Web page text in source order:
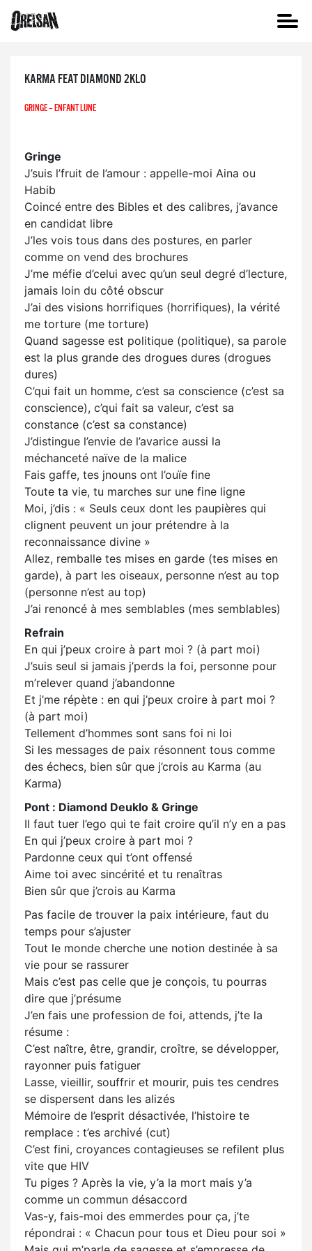
KARMA FEAT DIAMOND 2KLO
GRINGE – ENFANT LUNE
Gringe
J’suis l’fruit de l’amour : appelle-moi Aina ou
Habib
Coincé entre des Bibles et des calibres, j’avance
en candidat libre
J’les vois tous dans des postures, en parler
comme on vend des brochures
J’me méfie d’celui avec qu’un seul degré d’lecture,
jamais loin du côté obscur
J’ai des visions horrifiques (horrifiques), la vérité
me torture (me torture)
Quand sagesse est politique (politique), sa parole
est la plus grande des drogues dures (drogues
dures)
C’qui fait un homme, c’est sa conscience (c’est sa
conscience), c’qui fait sa valeur, c’est sa
constance (c’est sa constance)
J’distingue l’envie de l’avarice aussi la
méchanceté naïve de la malice
Fais gaffe, tes jnouns ont l’ouïe fine
Toute ta vie, tu marches sur une fine ligne
Moi, j’dis : « Seuls ceux dont les paupières qui
clignent peuvent un jour prétendre à la
reconnaissance divine »
Allez, remballe tes mises en garde (tes mises en
garde), à part les oiseaux, personne n’est au top
(personne n’est au top)
J’ai renoncé à mes semblables (mes semblables)
Refrain
En qui j’peux croire à part moi ? (à part moi)
J’suis seul si jamais j’perds la foi, personne pour
m’relever quand j’abandonne
Et j’me répète : en qui j’peux croire à part moi ?
(à part moi)
Tellement d’hommes sont sans foi ni loi
Si les messages de paix résonnent tous comme
des échecs, bien sûr que j’crois au Karma (au
Karma)
Pont : Diamond Deuklo & Gringe
Il faut tuer l’ego qui te fait croire qu’il n’y en a pas
En qui j’peux croire à part moi ?
Pardonne ceux qui t’ont offensé
Aime toi avec sincérité et tu renaîtras
Bien sûr que j’crois au Karma
Pas facile de trouver la paix intérieure, faut du
temps pour s’ajuster
Tout le monde cherche une notion destinée à sa
vie pour se rassurer
Mais c’est pas celle que je conçois, tu pourras
dire que j’présume
J’en fais une profession de foi, attends, j’te la
résume :
C’est naître, être, grandir, croître, se développer,
rayonner puis fatiguer
Lasse, vieillir, souffrir et mourir, puis tes cendres
se dispersent dans les alizés
Mémoire de l’esprit désactivée, l’histoire te
remplace : t’es archivé (cut)
C’est fini, croyances contagieuses se refilent plus
vite que HIV
Tu piges ? Après la vie, y’a la mort mais y’a
comme un commun désaccord
Vas-y, fais-moi des emmerdes pour ça, j’te
répondrai : « Chacun pour tous et Dieu pour soi »